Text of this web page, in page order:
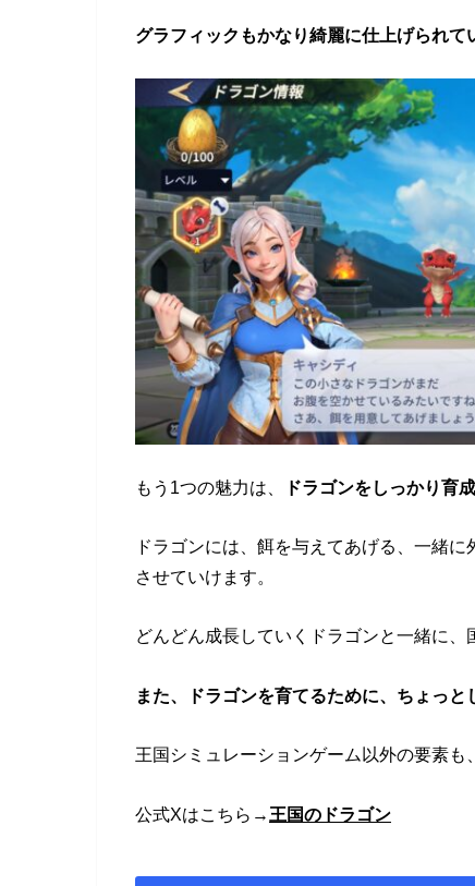
グラフィックもかなり綺麗に仕上げられて
もう1つの魅力は、 ドラゴンをしっかり育
ドラゴンには、餌を与えてあげる、一緒
させていけます。
どんどん成長していくドラゴンと一緒に、
また、ドラゴンを育てるために、ちょっと
王国シミュレーションゲーム以外の要素も
公式Xはこちら→ 王国のドラゴン